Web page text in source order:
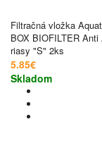
Filtračná vložka
BOX BIOFILTER Anti
riasy "S" 2ks
5.85€
Skladom